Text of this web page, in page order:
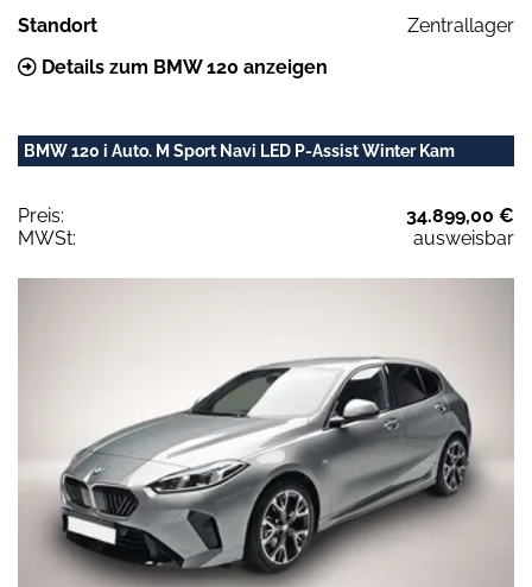
Standort
Zentrallager
Details zum BMW 120 anzeigen
BMW 120 i Auto. M Sport Navi LED P-Assist Winter Kam
Preis:
34.899,00 €
MWSt:
ausweisbar